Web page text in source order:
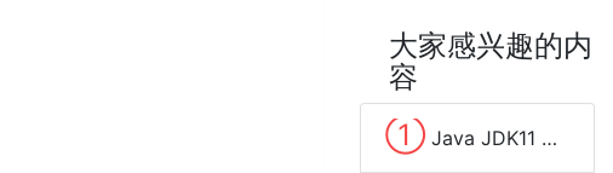
大家感兴趣的内
容
① Java JDK11 在windows上的安装和环境变量配置